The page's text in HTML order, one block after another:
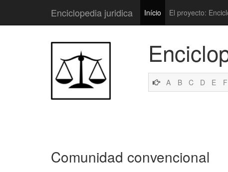
Enciclopedia juridica Início El proyecto:
A B C D E F
Comunidad convencional